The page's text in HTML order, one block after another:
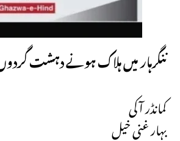
ننگرہار میں ہلاک ہونے دہشت
کمانڈر آکی
بہار غنی خیل